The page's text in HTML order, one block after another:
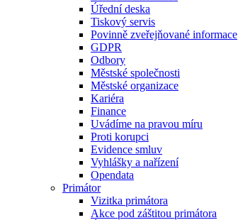
Úřední deska
Tiskový servis
Povinně zveřejňované informace
GDPR
Odbory
Městské společnosti
Městské organizace
Kariéra
Finance
Uvádíme na pravou míru
Proti korupci
Evidence smluv
Vyhlášky a nařízení
Opendata
Primátor
Vizitka primátora
Akce pod záštitou primátora